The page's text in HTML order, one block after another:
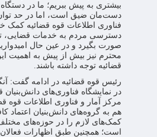
بیشتری به پیش ببریم؛ ما در
دست‌مان ضیق است، اما در حد
فناوری اطلاعات قوه قضائیه کمک
دسترسی مردم به خدمات قضایی،
صورت بگیرد و در عین حال
محترم نیز بیش از پیش به اهمیت
قضائیه توجه داشته باشند.
رئیس قوه قضائیه در ادامه گفت:
در نمایشگاه فناوری‌های دانش‌بنیان
مرکز آمار و فناوری اطلاعات قوه
هم به گرو‌ه‌های دانش‌بنیان اعتماد
کمک‌های لازم را در حوزه‌های مختلف
است؛ همچنین طبق اظهارات